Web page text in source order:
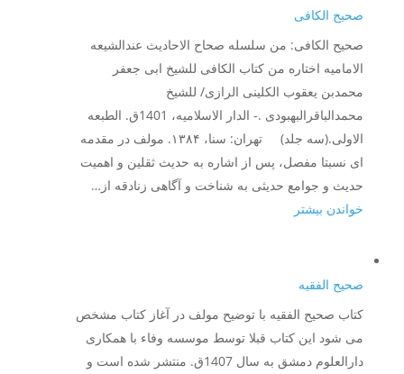
صحیح الکافی
صحیح الکافی: من سلسله صحاح الاحادیث عندالشیعه
الامامیه اختاره من کتاب الکافی للشیخ ابی جعفر
محمدبن یعقوب الکلینی الرازی/ للشیخ
محمدالباقرالبهبودی .- الدار الاسلامیه، 1401ق. الطبعه
الاولی.(سه جلد) تهران: سنا، ۱۳۸۴. مولف در مقدمه
ای نسبتا مفصل، پس از اشاره به حدیث ثقلین و اهمیت
حدیث و جوامع حدیثی به شناخت و آگاهی زنادقه از…
خواندن بیشتر
صحیح الفقیه
کتاب صحیح الفقیه با توضیح مولف در آغاز کتاب مشخص
می شود این کتاب قبلا توسط موسسه وفاء با همکاری
دارالعلوم دمشق به سال 1407ق. منتشر شده است و